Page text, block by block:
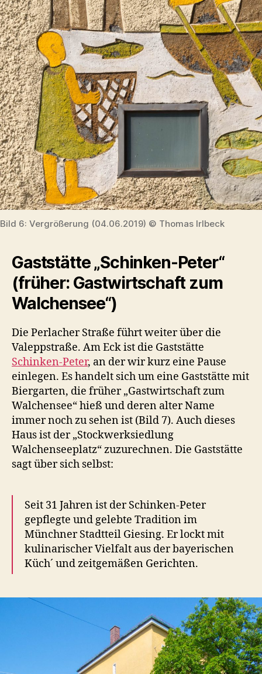
Bild 6: Vergrößerung (04.06.2019) © Thomas Irlbeck
Gaststätte „Schinken-Peter“
(früher: Gastwirtschaft zum
Walchensee“)
Die Perlacher Straße führt weiter über die
Valeppstraße. Am Eck ist die Gaststätte
Schinken-Peter, an der wir kurz eine Pause
einlegen. Es handelt sich um eine Gaststätte mit
Biergarten, die früher „Gastwirtschaft zum
Walchensee“ hieß und deren alter Name
immer noch zu sehen ist (Bild 7). Auch dieses
Haus ist der „Stockwerksiedlung
Walchenseeplatz“ zuzurechnen. Die Gaststätte
sagt über sich selbst:
Seit 31 Jahren ist der Schinken-Peter
gepflegte und gelebte Tradition im
Münchner Stadtteil Giesing. Er lockt mit
kulinarischer Vielfalt aus der bayerischen
Küch´ und zeitgemäßen Gerichten.